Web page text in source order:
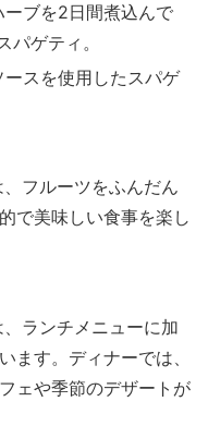
ブを2日間煮込んで
ゲティ。
スを使用したスパゲ
フルーツをふんだん
で美味しい食事を楽し
ランチメニューに加
ます。ディナーでは、
ェや季節のデザートが